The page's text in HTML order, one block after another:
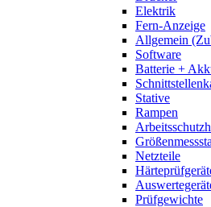
Elektrik
Fern-Anzeige
Allgemein
Software
Batterie +
Stative
Rampen
Netzteile
Prüfgewichte